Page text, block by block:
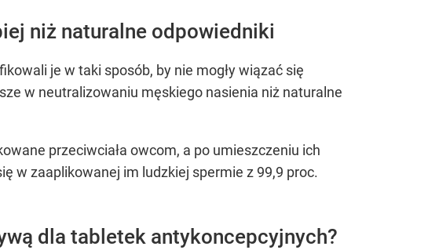
niż naturalne odpowiedniki
je w taki sposób, by nie mogły wiązać się
w neutralizowaniu męskiego nasienia niż naturalne
przeciwciała owcom, a po umieszczeniu ich
w zaaplikowanej im ludzkiej spermie z 99,9 proc.
dla tabletek antykoncepcyjnych?